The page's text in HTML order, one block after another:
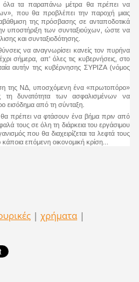
όλα τα παραπάνω μέτρα θα πρέπει να
που θα προβλέπει την παροχή μιας
της πρόσβασης σε ανταποδοτικά
υποστήριξη των συνταξιούχων, ώστε να
και συνταξιοδότησης.
να αναγνωρίσει κανείς τον πυρήνα
σήμερα, απ' όλες τις κυβερνήσεις, στο
αυτήν της κυβέρνησης ΣΥΡΙΖΑ (νόμος
της ΝΔ, υποσχόμενη ένα «πρωτοπόρο»
τη δυνατότητα των ασφαλισμένων να
εισόδημα από τη σύνταξη.
πρέπει να φτάσουν ένα βήμα πριν από
τους σε όλη τη διάρκεια του εργάσιμου
που θα διαχειρίζεται τα λεφτά τους
επόμενη οικονομική κρίση...
| χρήματα |